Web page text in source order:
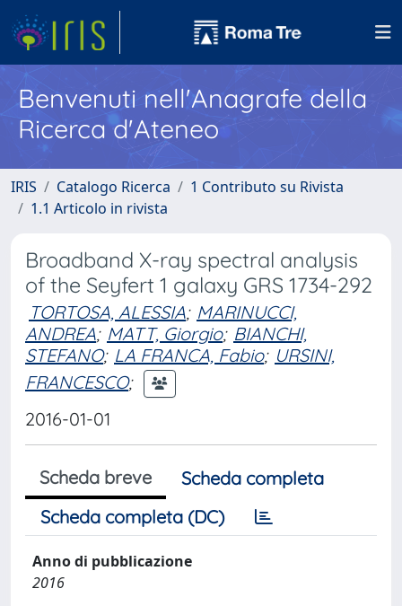
Benvenuti nell'Anagrafe della
Ricerca d'Ateneo
IRIS Catalogo Ricerca
1 Contributo su Rivista
1.1 Articolo in rivista
Broadband X-ray spectral analysis
of the Seyfert 1 galaxy GRS 1734-292
TORTOSA, ALESSIA; MARINUCCI,
ANDREA; MATT, Giorgio; BIANCHI,
STEFANO; LA FRANCA, Fabio; URSINI,
FRANCESCO;
2016-01-01
Scheda breve
Scheda completa
Scheda completa (DC)
Anno di pubblicazione
2016